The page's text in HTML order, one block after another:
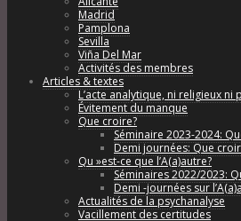
Madrid
Pamplona
Sevilla
Viña Del Mar
Activités des membres
Articles & textes
L’acte analytique, ni religieux ni
Évitement du manque
Que croire?
Séminaire 2023-2024:
Demi journées: Que
Qu »est-ce que l’A(a)autre?
Séminaires 2022/2023:
Demi -journées sur
Actualités de la psychanalyse
Vacillement des certitudes